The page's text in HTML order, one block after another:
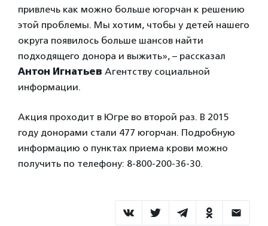
привлечь как можно больше югорчан к решению
этой проблемы. Мы хотим, чтобы у детей нашего
округа появилось больше шансов найти
подходящего донора и выжить», – рассказал
Антон Игнатьев Агентству социальной
информации.
Акция проходит в Югре во второй раз. В 2015
году донорами стали 477 югорчан. Подробную
информацию о пунктах приема крови можно
получить по телефону: 8-800-200-36-30.